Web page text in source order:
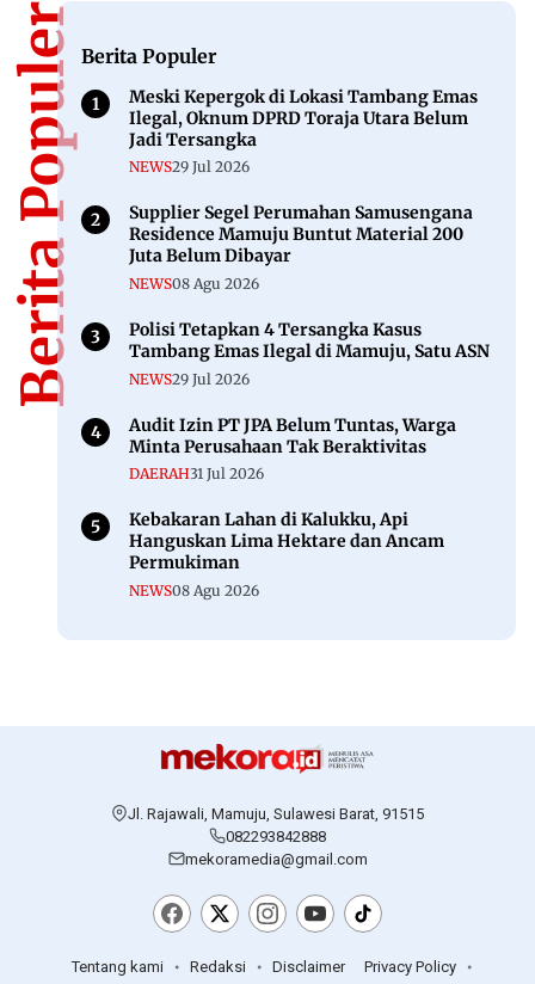
Berita PopulerBerita Populer
Meski Kepergok di Lokasi Tambang Emas
Ilegal, Oknum DPRD Toraja Utara Belum
Jadi Tersangka
NEWS29 Jul 2026
Supplier Segel Perumahan Samusengana
Residence Mamuju Buntut Material 200
Juta Belum Dibayar
NEWS08 Agu 2026
Polisi Tetapkan 4 Tersangka Kasus
Tambang Emas Ilegal di Mamuju, Satu ASN
NEWS29 Jul 2026
Audit Izin PT JPA Belum Tuntas, Warga
Minta Perusahaan Tak Beraktivitas
DAERAH31 Jul 2026
Kebakaran Lahan di Kalukku, Api
Hanguskan Lima Hektare dan Ancam
Permukiman
NEWS08 Agu 2026
Jl. Rajawali, Mamuju, Sulawesi Barat, 91515
082293842888
mekoramedia@gmail.com
Tentang kami Redaksi Disclaimer Privacy Policy